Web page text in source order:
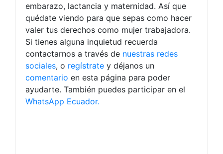
embarazo, lactancia y maternidad. Así que
quédate viendo para que sepas como hacer
valer tus derechos como mujer trabajadora.
Si tienes alguna inquietud recuerda
contactarnos a través de nuestras redes
sociales, o regístrate y déjanos un
comentario en esta página para poder
ayudarte. También puedes participar en el
WhatsApp Ecuador.